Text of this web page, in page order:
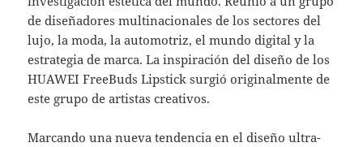
de diseñadores multinacionales de los sectores del
lujo, la moda, la automotriz, el mundo digital y la
estrategia de marca. La inspiración del diseño de los
HUAWEI FreeBuds Lipstick surgió originalmente de
este grupo de artistas creativos.
Marcando una nueva tendencia en el diseño ultra-